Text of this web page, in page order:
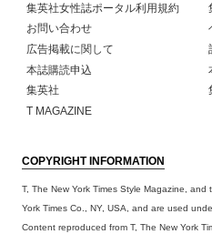
集英社女性誌ポータル利用規約
お問い合わせ
広告掲載に関して
本誌購読申込
集英社
T MAGAZINE
COPYRIGHT INFORMATION
T, The New York Times Style Magazine,
York Times Co., NY, USA, and are used
Content reproduced from T, The New York